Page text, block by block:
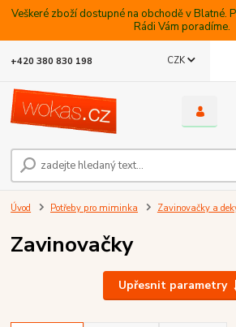
Veškeré zboží dostupné na obchodě v Blatné.
Rádi Vám poradíme.
CZK
+420 380 830 198
Úvod Potřeby pro miminka Zavinovačky a
Zavinovačky
Upřesnit parametry